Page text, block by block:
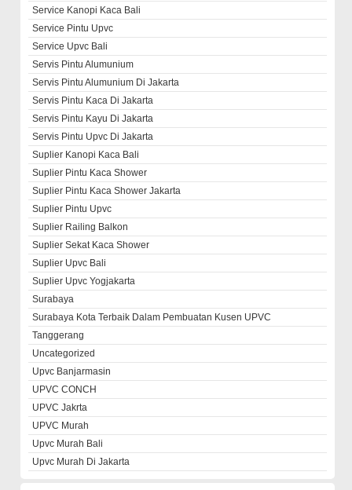
Service Kanopi Kaca Bali
Service Pintu Upvc
Service Upvc Bali
Servis Pintu Alumunium
Servis Pintu Alumunium Di Jakarta
Servis Pintu Kaca Di Jakarta
Servis Pintu Kayu Di Jakarta
Servis Pintu Upvc Di Jakarta
Suplier Kanopi Kaca Bali
Suplier Pintu Kaca Shower
Suplier Pintu Kaca Shower Jakarta
Suplier Pintu Upvc
Suplier Railing Balkon
Suplier Sekat Kaca Shower
Suplier Upvc Bali
Suplier Upvc Yogjakarta
Surabaya
Surabaya Kota Terbaik Dalam Pembuatan Kusen UPVC
Tanggerang
Uncategorized
Upvc Banjarmasin
UPVC CONCH
UPVC Jakrta
UPVC Murah
Upvc Murah Bali
Upvc Murah Di Jakarta